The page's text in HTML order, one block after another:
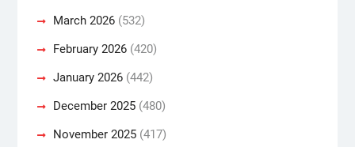
March 2026(532)
February 2026(420)
January 2026(442)
December 2025(480)
November 2025(417)